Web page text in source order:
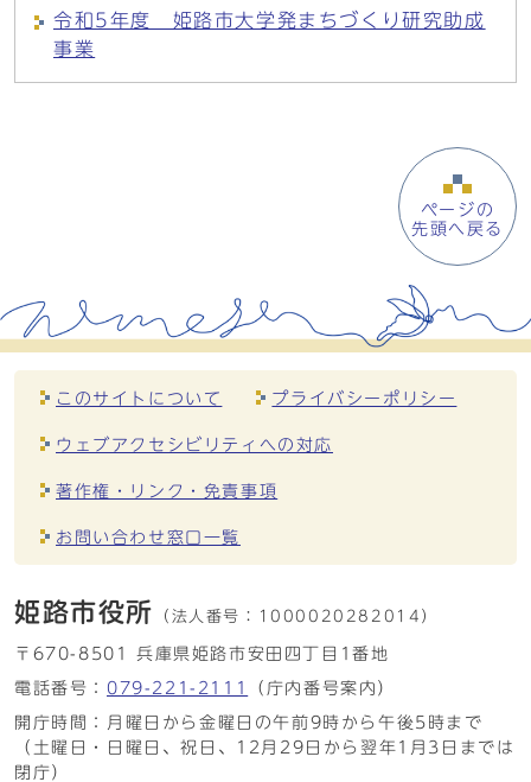
令和5年度 姫路市大学発まちづくり研究助成
事業
ページの
先頭へ戻る
このサイトについて プライバシーポリシー
ウェブアクセシビリティへの対応
著作権・リンク・免責事項
お問い合わせ窓口一覧
姫路市役所 （法人番号： 1000020282014）
〒670-8501 兵庫県姫路市安田四丁目1番地
電話番号： 079-221-2111
（庁内番号案内）
開庁時間：月曜日から金曜日の午前9時から午後5時まで
（土曜日・日曜日、祝日、12月29日から翌年1月3日までは
閉庁）